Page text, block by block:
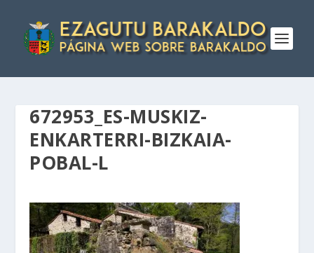
672953_ES-MUSKIZ-
ENKARTERRI-BIZKAIA-
POBAL-L